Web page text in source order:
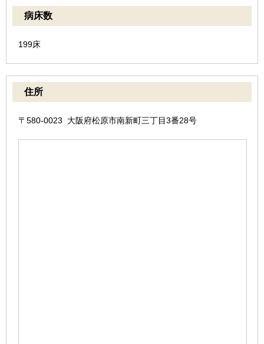
病床数
199床
住所
〒580-0023 大阪府松原市南新町三丁目3番28号